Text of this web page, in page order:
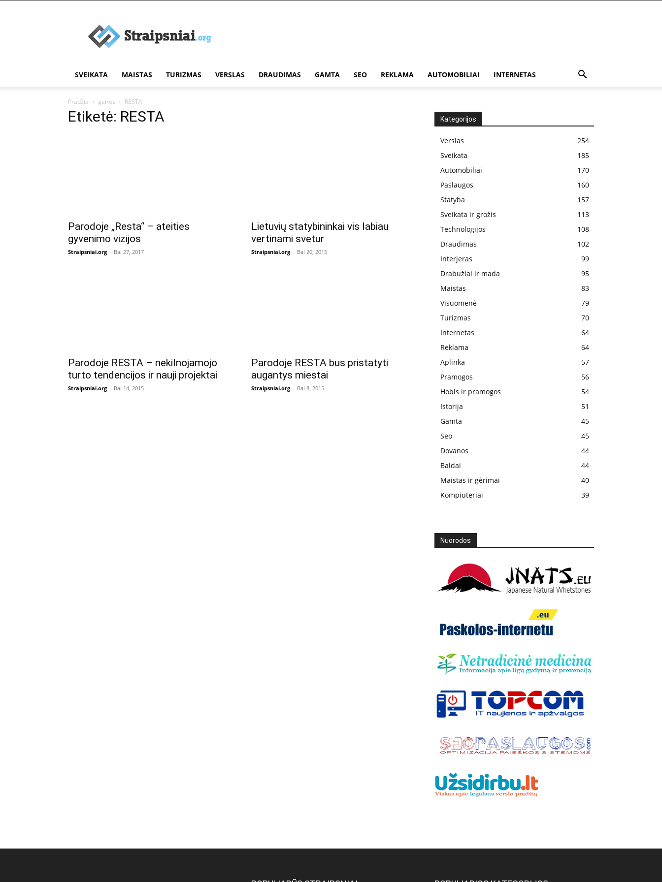
straipsniai
SVEIKATA MAISTAS TURIZMAS VERSLAS DRAUDIMAS GAMTA SEO REKLAMA AUTOMOBILIAI INTERNETAS
Pradžia gairės RESTA
Etiketė: RESTA
Parodoje „Resta“ – ateities
gyvenimo vizijos
Straipsniai.org - Bal 27, 2017
Lietuvių statybininkai vis labiau
vertinami svetur
Straipsniai.org - Bal 20, 2015
Parodoje RESTA – nekilnojamojo
turto tendencijos ir nauji projektai
Straipsniai.org - Bal 14, 2015
Parodoje RESTA bus pristatyti
augantys miestai
Straipsniai.org - Bal 8, 2015
Kategorijos
Verslas
254
Sveikata
185
Automobiliai
170
Paslaugos
160
Statyba
157
Sveikata ir grožis
113
Technologijos
108
Draudimas
102
Interjeras
99
Drabužiai ir mada
95
Maistas
83
Visuomenė
79
Turizmas
70
Internetas
64
Reklama
64
Aplinka
57
Pramogos
56
Hobis ir pramogos
54
Istorija
51
Gamta
45
Seo
45
Dovanos
44
Baldai
44
Maistas ir gėrimai
40
Kompiuteriai
39
Nuorodos